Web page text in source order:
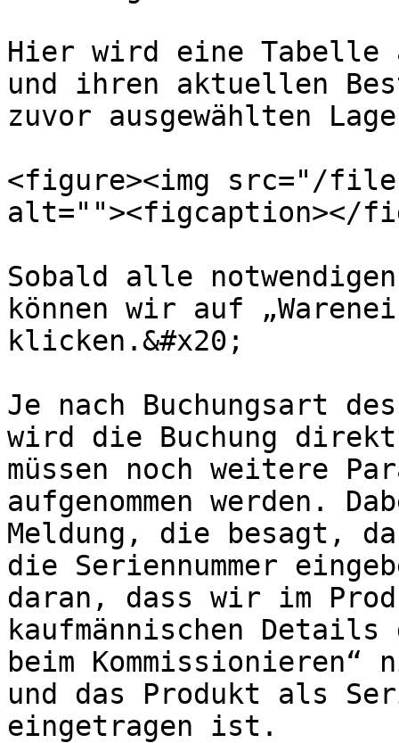
Hier wird eine Tabelle
und ihren aktuellen
zuvor ausgewählten
<figure><img src="/files/
alt=""><figcaption></
Sobald alle
können wir auf
klicken.&#x20;
Je nach Buchungsart
wird die Buchung
müssen noch weitere
aufgenommen werden.
Meldung, die besagt,
die Seriennummer
daran, dass wir im
kaufmännischen Details
beim
und das Produkt als
eingetragen ist.